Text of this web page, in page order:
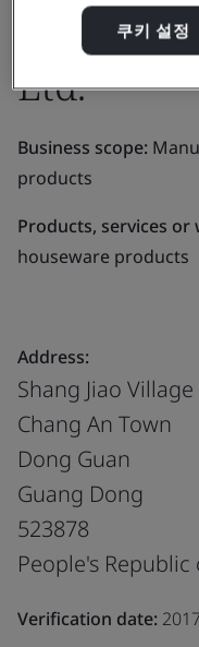
Plastic
Ltd.
Business scope:
products
Products, services or
houseware products
Address:
Shang Jiao Village
Chang An Town
Dong Guan
Guang Dong
523878
People's Republic
Verification date:
쿠키 설정